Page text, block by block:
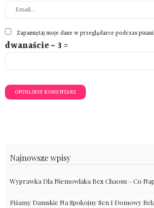
Zapamiętaj moje dane w przeglądarce podczas
dwanaście − 3 =
Najnowsze wpisy
Wyprawka Dla Niemowlaka Bez Chaosu – Co
Piżamy Damskie Na Spokojny Sen I Domowy